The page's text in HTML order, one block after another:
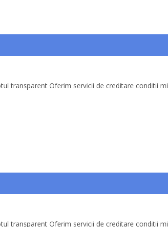
transparent Oferim servicii de creditare conditii
transparent Oferim servicii de creditare conditii